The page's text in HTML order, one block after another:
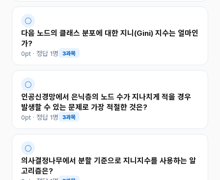
○
다음 노드의 클래스 분포에 대한 지니(Gini) 지수는 얼마인
가?
0pt · 정답 1명 3과목
○
인공신경망에서 은닉층의 노드 수가 지나치게 적을 경우
발생할 수 있는 문제로 가장 적절한 것은?
0pt · 정답 1명 3과목
○
의사결정나무에서 분할 기준으로 지니지수를 사용하는 알
고리즘은?